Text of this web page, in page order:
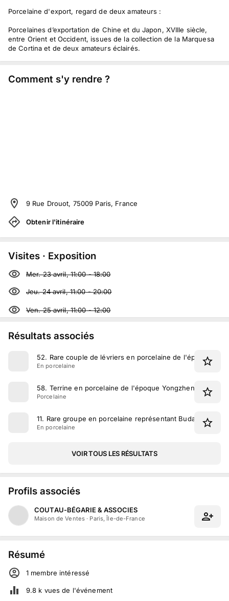
Porcelaine d'export, regard de deux amateurs :
Porcelaines d’exportation de Chine et du Japon, XVIIIe siècle,
entre Orient et Occident, issues de la collection de la Marquesa
de Cortina et de deux amateurs éclairés.
Comment s'y rendre ?
9 Rue Drouot, 75009 Paris, France
Obtenir l'itinéraire
Visites · Exposition
Mer. 23 avril, 11:00-18:00
Jeu. 24 avril, 11:00-20:00
Ven. 25 avril, 11:00-12:00
Résultats associés
52. Rare couple de lévriers en porcelaine de l'époque
En porcelaine
58. Terrine en porcelaine de l'époque Yongzheng à décor
Porcelaine
11. Rare groupe en porcelaine représentant Budai en
En porcelaine
VOIR TOUS LES RÉSULTATS
Profils associés
COUTAU-BÉGARIE & ASSOCIES
Maison de Ventes · Paris, Île-de-France
Résumé
1 membre intéressé
9.8 k vues de l'événement